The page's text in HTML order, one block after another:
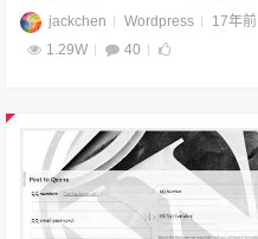
jackchen Wordpress
17年前
1.29W
40